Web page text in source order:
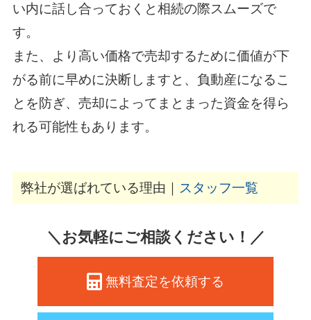
い内に話し合っておくと相続の際スムーズで
す。
また、より高い価格で売却するために価値が下
がる前に早めに決断しますと、負動産になるこ
とを防ぎ、売却によってまとまった資金を得ら
れる可能性もあります。
弊社が選ばれている理由｜ スタッフ一覧
＼お気軽にご相談ください！／
無料査定を依頼する